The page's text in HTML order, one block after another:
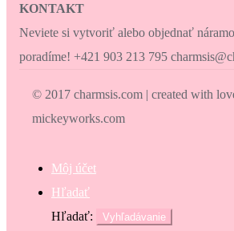
KONTAKT
Neviete si vytvoriť alebo objednať
poradíme! +421 903 213 795
© 2017 charmsis.com | created with
mickeyworks.com
Môj účet
Hľadať
Hľadať:
Vyhľadávanie